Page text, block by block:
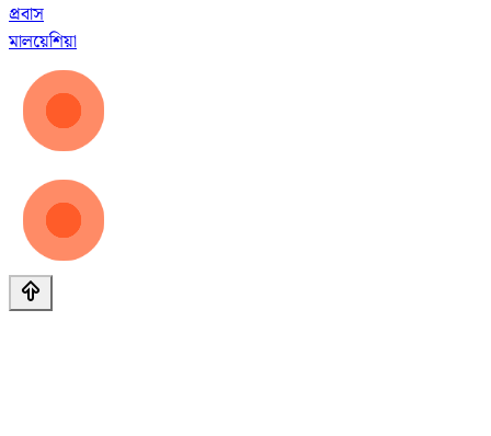
প্রবাস
মালয়েশিয়া